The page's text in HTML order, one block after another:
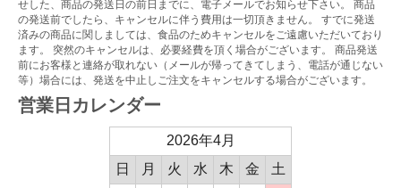
せした、商品の発送日の前日までに、電子メールでお知らせ下さい。 商品
の発送前でしたら、キャンセルに伴う費用は一切頂きません。 すでに発送
済みの商品に関しましては、食品のためキャンセルをご遠慮いただいており
ます。 突然のキャンセルは、必要経費を頂く場合がございます。 商品発送
前にお客様と連絡が取れない（メールが帰ってきてしまう、電話が通じない
等）場合には、発送を中止しご注文をキャンセルする場合がございます。
営業日カレンダー
2026年4月
日
月 火 水 木 金
土